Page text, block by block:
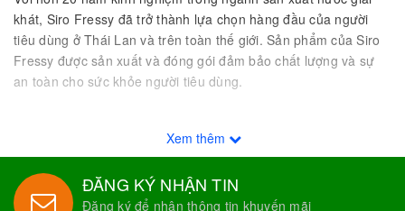
khát, Siro Fressy đã trở thành lựa chọn hàng đầu của người
tiêu dùng ở Thái Lan và trên toàn thế giới. Sản phẩm của Siro
Fressy được sản xuất và đóng gói đảm bảo chất lượng và sự
an toàn cho sức khỏe người tiêu dùng.
cam, dâu, chanh và xoài. Mỗi hương vị đều mang đến cho
người uống cảm giác tươi mới và thỏa mãn vị giác của họ. Chất
lượng và hương vị tuyệt vời của Siro Fressy đã chinh phục
được hàng triệu người tiêu dùng trên khắp thế giới.
Xem thêm
ĐĂNG KÝ NHẬN TIN
Đăng ký để nhận thông tin khuyến mãi